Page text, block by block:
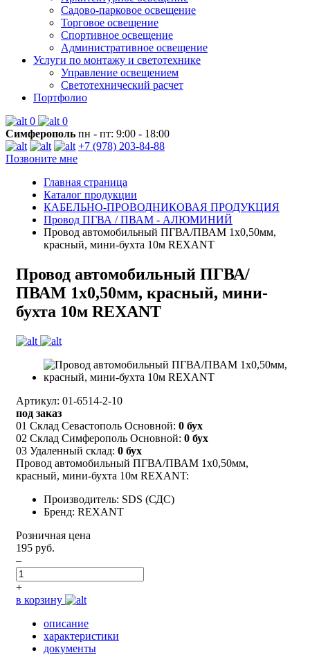
Садово-парковое освещение
Торговое освещение
Спортивное освещение
Административное освещение
Услуги по монтажу и светотехнике
Управление освещением
Светотехнический расчет
Портфолио
0
0
Симферополь пн - пт: 9:00 - 18:00
+7 (978) 203-84-88
Позвоните мне
Главная страница
Каталог продукции
КАБЕЛЬНО-ПРОВОДНИКОВАЯ ПРОДУКЦИЯ
Провод ПГВА / ПВАМ - АЛЮМИНИЙ
Провод автомобильный ПГВА/ПВАМ 1х0,50мм,
красный, мини-бухта 10м REXANT
Провод автомобильный ПГВА/
ПВАМ 1х0,50мм, красный, мини-
бухта 10м REXANT
Артикул: 01-6514-2-10
под заказ
01 Склад Севастополь Основной: 0 бух
02 Склад Симферополь Основной: 0 бух
03 Удаленный склад: 0 бух
Провод автомобильный ПГВА/ПВАМ 1х0,50мм,
красный, мини-бухта 10м REXANT:
Производитель: SDS (СДС)
Бренд: REXANT
Розничная цена
195 руб.
–
+
в корзину
описание
характеристики
документы